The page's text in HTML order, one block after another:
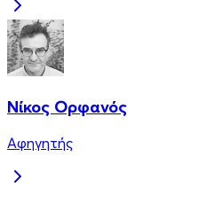
Νίκος Ορφανός
Αφηγητής